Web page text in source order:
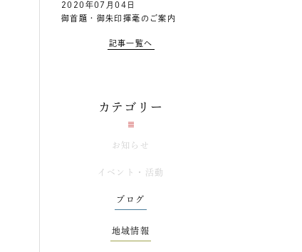
2020年07月04日
御首題・御朱印揮毫のご案内
記事一覧へ
カテゴリー
お知らせ
イベント・活動
ブログ
地域情報